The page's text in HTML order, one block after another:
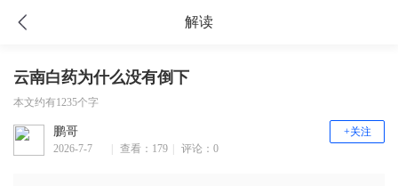
解读
云南白药为什么没有倒下
本文约有1235个字
鹏哥
2026-7-7
查看：179 评论：0
+关注